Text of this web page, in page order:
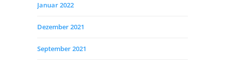
Januar 2022
Dezember 2021
September 2021